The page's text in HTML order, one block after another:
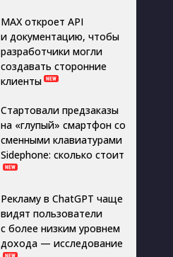
MAX откроет API
и документацию, чтобы
разработчики могли
создавать сторонние
клиенты
Стартовали предзаказы
на «глупый» смартфон со
сменными клавиатурами
Sidephone: сколько стоит
Рекламу в ChatGPT чаще
видят пользователи
с более низким уровнем
дохода — исследование